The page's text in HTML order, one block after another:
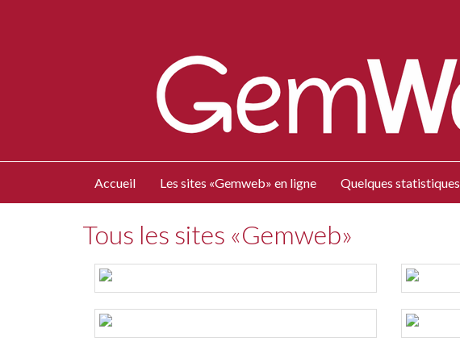
Accueil Les sites «Gemweb» en ligne Quelques statistiques
Tous les sites «Gemweb»